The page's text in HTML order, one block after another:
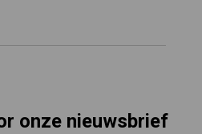
onze nieuwsbrief